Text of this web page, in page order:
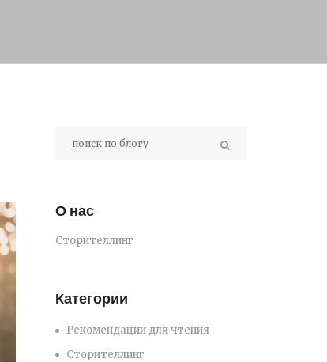
О нас
Сторителлинг
Категории
Рекомендации для чтения
Сторителлинг